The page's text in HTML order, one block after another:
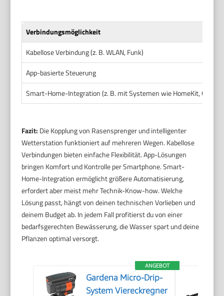
Verbindungsmöglichkeit
Kabellose Verbindung (z. B. WLAN, Funk)
App-basierte Steuerung
Smart-Home-Integration (z. B. mit Systemen wie HomeKit, Google
Fazit: Die Kopplung von Rasensprenger und intelligenter
Wetterstation funktioniert auf mehreren Wegen. Kabellose
Verbindungen bieten einfache Flexibilität. App-Lösungen
bringen Komfort und Kontrolle per Smartphone. Smart-
Home-Integration ermöglicht größere Automatisierung,
erfordert aber meist mehr Technik-Know-how. Welche
Lösung passt, hängt von deinen technischen Vorlieben und
deinem Budget ab. In jedem Fall profitierst du von einer
bedarfsgerechten Bewässerung, die Wasser spart und deine
Pflanzen optimal versorgt.
ANGEBOT
Gardena Micro-Drip-
System Viereckregner